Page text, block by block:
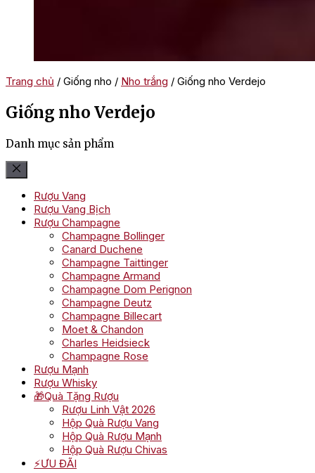
Trang chủ / Giống nho / Nho trắng / Giống nho Verdejo
Giống nho Verdejo
Danh mục sản phẩm
Rượu Vang
Rượu Vang Bịch
Rượu Champagne
Champagne Bollinger
Canard Duchene
Champagne Taittinger
Champagne Armand
Champagne Dom Perignon
Champagne Deutz
Champagne Billecart
Moet & Chandon
Charles Heidsieck
Champagne Rose
Rượu Mạnh
Rượu Whisky
🎁Quà Tặng Rượu
Rượu Linh Vật 2026
Hộp Quà Rượu Vang
Hộp Quà Rượu Mạnh
Hộp Quà Rượu Chivas
⚡ƯU ĐÃI